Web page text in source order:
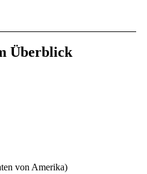
Überblick
von Amerika)